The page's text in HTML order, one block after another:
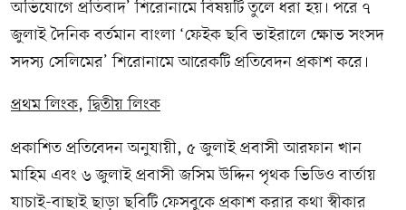
অভিযোগে প্রতিবাদ’ শিরোনামে বিষয়টি তুলে ধরা হয়। পরে ৭
জুলাই দৈনিক বর্তমান বাংলা ‘ফেইক ছবি ভাইরালে ক্ষোভ সংসদ
সদস্য সেলিমের’ শিরোনামে আরেকটি প্রতিবেদন প্রকাশ করে।
প্রথম লিংক,দ্বিতীয় লিংক
প্রকাশিত প্রতিবেদন অনুযায়ী, ৫ জুলাই প্রবাসী আরফান খান
মাহিম এবং ৬ জুলাই প্রবাসী জসিম উদ্দিন পৃথক ভিডিও বার্তায়
যাচাই-বাছাই ছাড়া ছবিটি ফেসবুকে প্রকাশ করার কথা স্বীকার